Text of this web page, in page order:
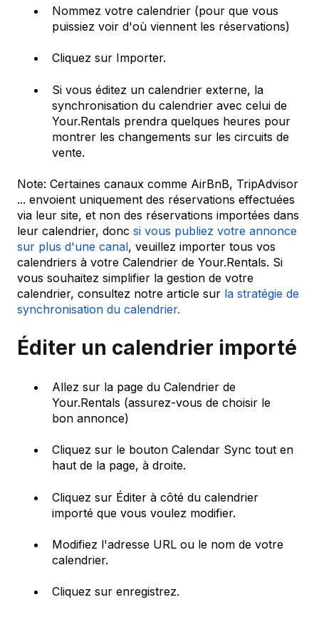
Nommez votre calendrier (pour que vous
puissiez voir d'où viennent les réservations)
Cliquez sur Importer.
Si vous éditez un calendrier externe, la
synchronisation du calendrier avec celui de
Your.Rentals prendra quelques heures pour
montrer les changements sur les circuits de
vente.
Note: Certaines canaux comme AirBnB, TripAdvisor
... envoient uniquement des réservations effectuées
via leur site, et non des réservations importées dans
leur calendrier, donc si vous publiez votre annonce
sur plus d'une canal, veuillez importer tous vos
calendriers à votre Calendrier de Your.Rentals. Si
vous souhaitez simplifier la gestion de votre
calendrier, consultez notre article sur la stratégie de
synchronisation du calendrier.
Éditer un calendrier importé
Allez sur la page du Calendrier de
Your.Rentals (assurez-vous de choisir le
bon annonce)
Cliquez sur le bouton Calendar Sync tout en
haut de la page, à droite.
Cliquez sur Éditer à côté du calendrier
importé que vous voulez modifier.
Modifiez l'adresse URL ou le nom de votre
calendrier.
Cliquez sur enregistrez.